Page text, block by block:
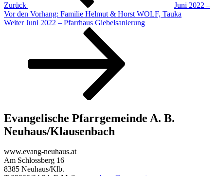
Zurück
Juni 2022 –
Vor den Vorhang: Familie Helmut & Horst WOLF, Tauka
Nächster
Weiter Juni 2022 – Pfarrhaus Giebelsanierung
Evangelische Pfarrgemeinde A. B.
Neuhaus/Klausenbach
www.evang-neuhaus.at
Am Schlossberg 16
8385 Neuhaus/Klb.